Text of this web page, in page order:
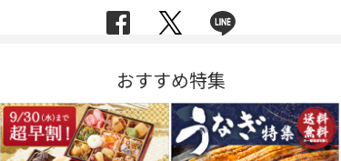
おすすめ特集